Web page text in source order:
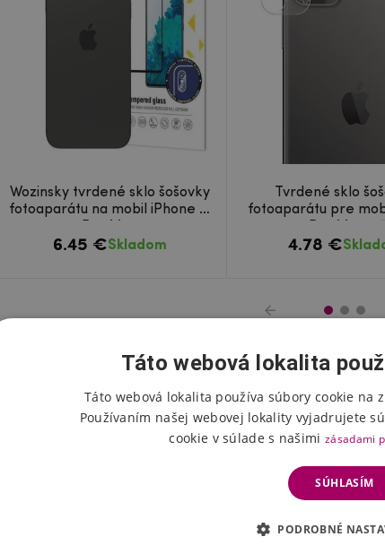
Wozinsky tvrdené sklo šošovky
fotoaparátu na mobil iPhone 12
6.45 €Skladom
Tvrdené sklo
fotoaparátu pre
4.78 €
Hodnotenie
Táto webová lokalita
Táto webová lokalita používa súbory cookie na
Používaním našej webovej lokality vyjadrujete
cookie v súlade s našimi zásadami
SÚHLASÍM
PODROBNÉ